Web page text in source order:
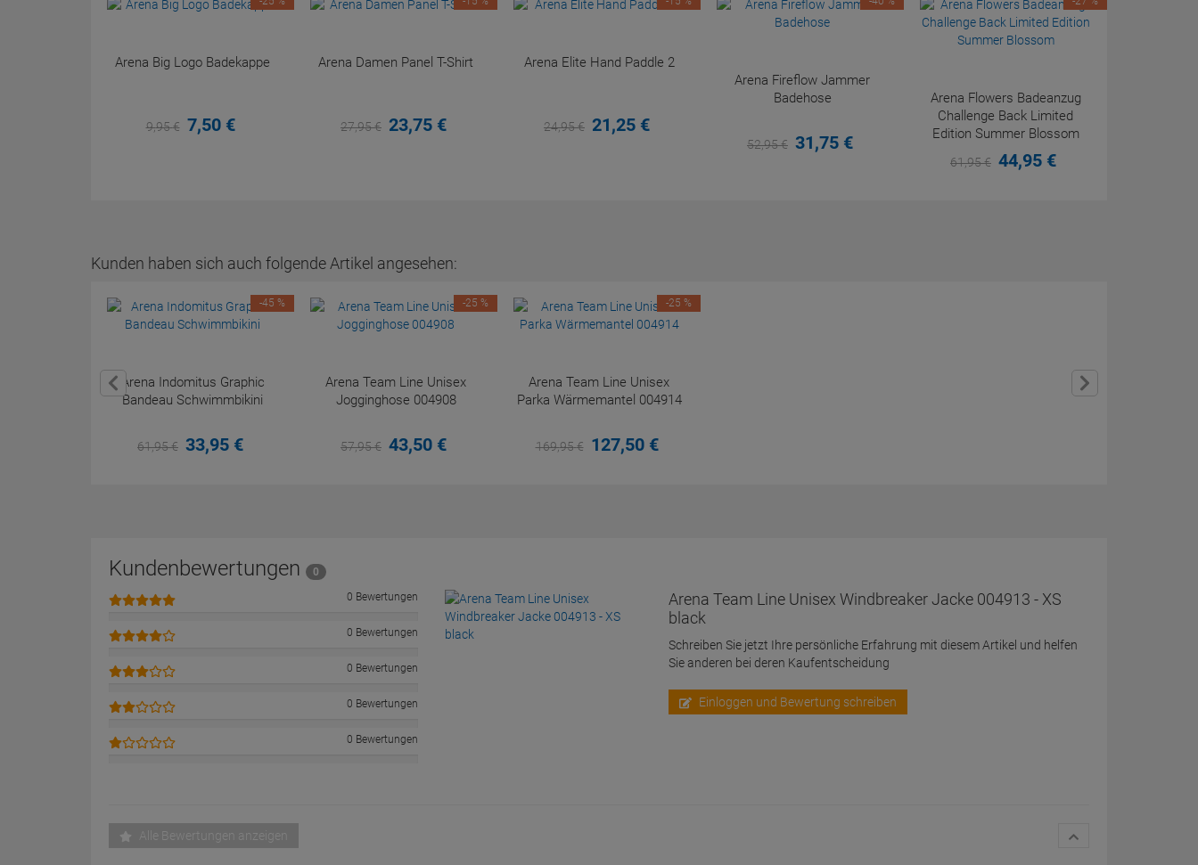
Arena Big Logo Badekappe
9,95€ 7,50 €
Arena Damen Panel T-Shirt
27,95€ 23,75 €
Arena Elite Hand Paddle 2
24,95€ 21,25 €
Arena Fireflow Jammer
Badehose
52,95€ 31,75 €
Arena Flowers Badeanzug
Challenge Back Limited
Edition Summer Blossom
61,95€ 44,95 €
Kunden haben sich auch folgende Artikel angesehen:
Arena Indomitus Graphic
Bandeau Schwimmbikini
61,95€ 33,95 €
-45 %
Arena Team Line Unisex
Jogginghose 004908
57,95€ 43,50 €
-25 %
Arena Team Line Unisex
Parka Wärmemantel 004914
169,95€ 127,50 €
-25 %
Kundenbewertungen
0
0 Bewertungen
0 Bewertungen
0 Bewertungen
0 Bewertungen
0 Bewertungen
Arena Team Line Unisex Windbreaker Jacke 004913 - XS
black
Schreiben Sie jetzt Ihre persönliche Erfahrung mit diesem Artikel und helfen
Sie anderen bei deren Kaufentscheidung
Einloggen und Bewertung schreiben
Alle Bewertungen anzeigen